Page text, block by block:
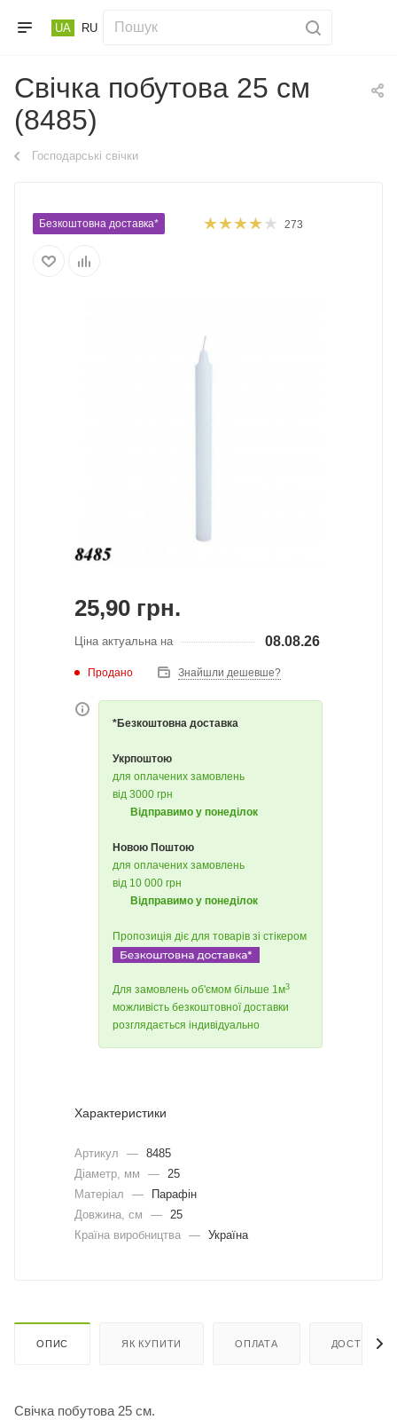
UA RU
Свічка побутова 25 см
(8485)
Господарські свічки
Безкоштовна доставка* 273
25,90 грн.
Ціна актуальна на 08.08.26
Продано Знайшли дешевше?
*Безкоштовна доставка
Укрпоштою
для оплачених замовлень
від 3000 грн
Відправимо у понеділок
Новою Поштою
для оплачених замовлень
від 10 000 грн
Відправимо у понеділок
Пропозиція діє для товарів зі стікером
Для замовлень об'ємом більше 1м3
можливість безкоштовної доставки
розглядається індивідуально
Характеристики
Артикул — 8485
Діаметр, мм
—
25
Матеріал
—
Парафін
Довжина, cм
—
25
Країна виробництва — Україна
ОПИС ЯК КУПИТИ ОПЛАТА ДОСТАВКА
Свічка побутова 25 см.